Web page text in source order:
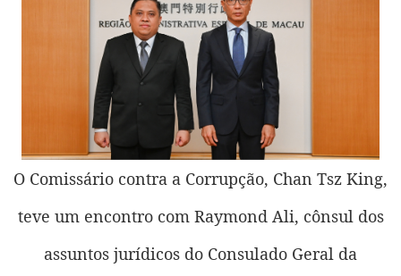
O Comissário contra a Corrupção, Chan Tsz King,
teve um encontro com Raymond Ali, cônsul dos
assuntos jurídicos do Consulado Geral da